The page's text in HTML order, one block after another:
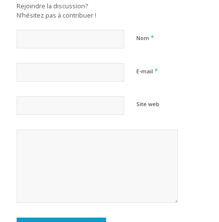
Rejoindre la discussion?
N’hésitez pas à contribuer !
Nom *
E-mail *
Site web